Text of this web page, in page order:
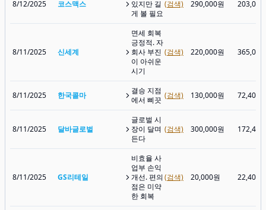
8/12/2025 코스맥스
있지만 길
게 볼 필요
(검색) 290,000원 203,000
8/11/2025 신세계
면세 회복
긍정적. 자
회사 부진
이 아쉬운
시기
(검색) 220,000원 365,000
8/11/2025 한국콜마
결승 지점
에서 삐끗 (검색) 130,000원 72,400
8/11/2025 달바글로벌
글로벌 시
장이 달며
든다
(검색) 300,000원 172,400
8/11/2025 GS리테일
비효율 사
업부 손익
개선. 편의
점은 미약
한 회복
(검색) 20,000원 22,400